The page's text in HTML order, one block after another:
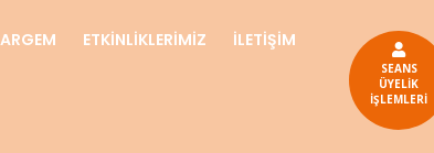
ETKİNLİKLERİMİZ İLETİŞİM
SEANS
ÜYELİK
İŞLEMLERİ